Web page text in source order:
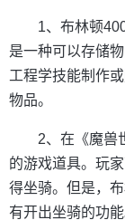
1、布林顿
是一种可以存储
工程学技能制作
物品。
2、在《魔兽
的游戏道具。玩
得坐骑。但是，
有开出坐骑的功能